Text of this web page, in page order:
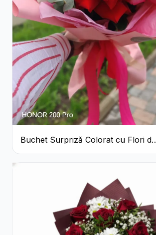
Buchet Surpriză Colorat cu Flori de
Sezon